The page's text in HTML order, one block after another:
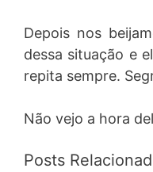
Depois nos
dessa situação e
repita sempre.
Não vejo a hora
Posts